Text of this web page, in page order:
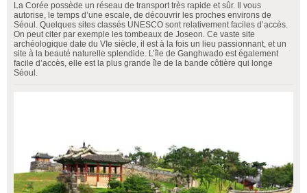
La Corée possède un réseau de transport très rapide et sûr. Il vous
autorise, le temps d’une escale, de découvrir les proches environs de
Séoul. Quelques sites classés UNESCO sont relativement faciles d’accès.
On peut citer par exemple les tombeaux de Joseon. Ce vaste site
archéologique date du VIe siècle, il est à la fois un lieu passionnant, et un
site à la beauté naturelle splendide. L’île de Ganghwado est également
facile d’accès, elle est la plus grande île de la bande côtière qui longe
Séoul.